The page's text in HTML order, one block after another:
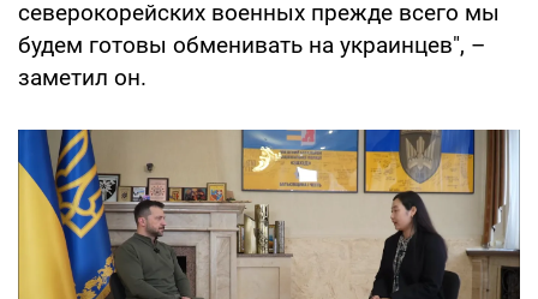
северокорейских военных прежде всего мы
будем готовы обменивать на украинцев", –
заметил он.